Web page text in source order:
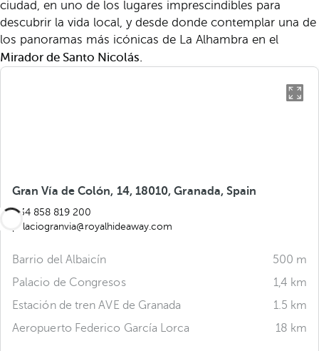
ciudad, en uno de los lugares imprescindibles para
descubrir la vida local, y desde donde contemplar una de
los panoramas más icónicas de La Alhambra en el
Mirador de Santo Nicolás.
Gran Vía de Colón, 14, 18010, Granada, Spain
+34 858 819 200
palaciogranvia@royalhideaway.com
Barrio del Albaicín
500 m
Palacio de Congresos
1,4 km
Estación de tren AVE de Granada
1.5 km
Aeropuerto Federico García Lorca
18 km